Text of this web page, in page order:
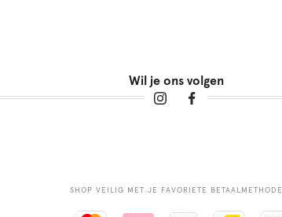
Wil je ons volgen
SHOP VEILIG MET JE FAVORIETE BETAALMETHODE